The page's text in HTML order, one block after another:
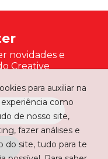
novidades e
Creative
para auxiliar na
como
de nosso site,
fazer análises e
do site, tudo para te